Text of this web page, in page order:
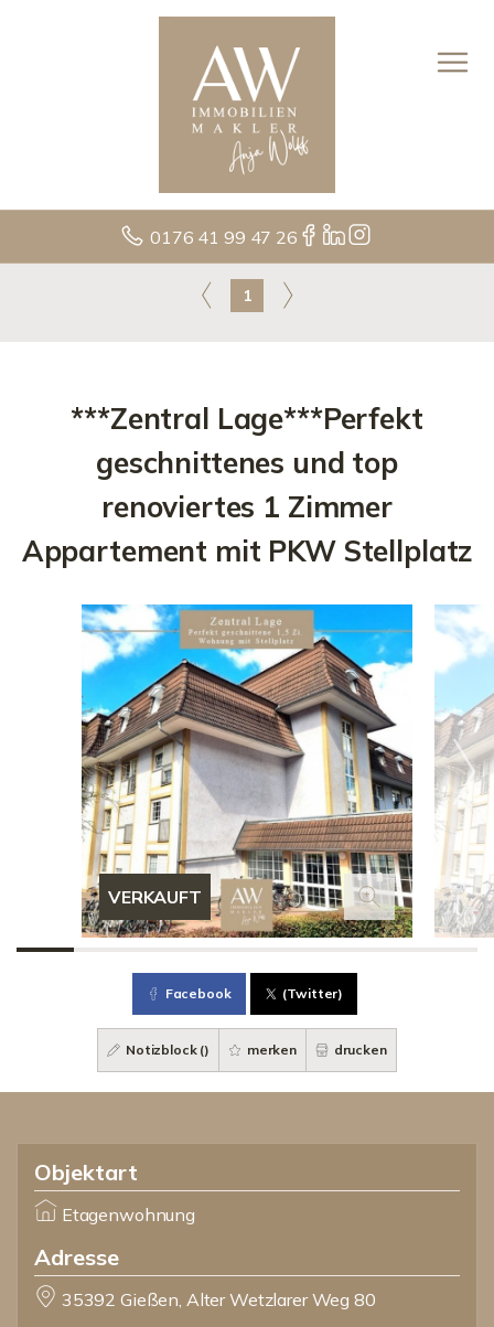
0176 41 99 47 26
1
***Zentral Lage***Perfekt
geschnittenes und top
renoviertes 1 Zimmer
Appartement mit PKW Stellplatz
VERKAUFT
Facebook (Twitter)
Notizblock () merken drucken
Objektart
Etagenwohnung
Adresse
35392 Gießen, Alter Wetzlarer Weg 80